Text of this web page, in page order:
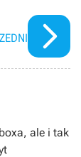
ale i tak